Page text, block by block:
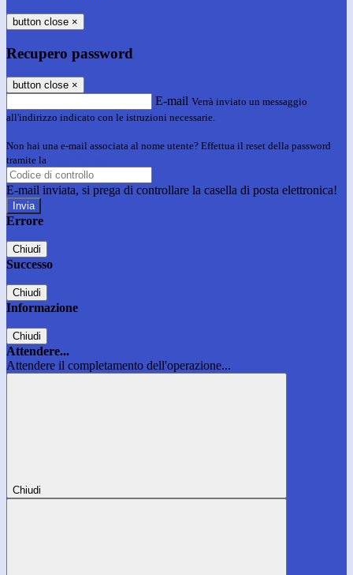
button close ×
Recupero password
button close ×
E-mail Verrà inviato un messaggio
all'indirizzo indicato con le istruzioni necessarie.
Non hai una e-mail associata al nome utente? Effettua il reset della password
tramite la
E-mail inviata, si prega di controllare la casella di posta elettronica!
Errore
Chiudi
Successo
Chiudi
Informazione
Chiudi
Attendere...
Attendere il completamento dell'operazione...
Chiudi